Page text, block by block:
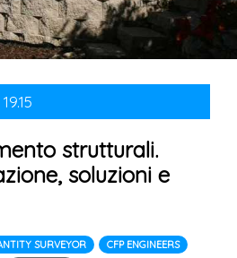
strutturali.
soluzioni e
SURVEYOR
CFP ENGINEERS